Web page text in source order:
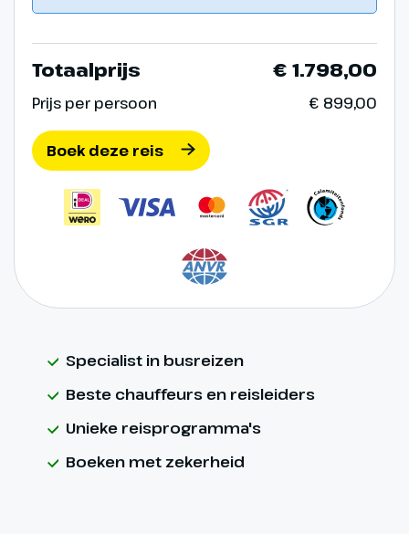
Totaalprijs € 1.798,00
Prijs per persoon € 899,00
Boek deze reis
Specialist in busreizen
Beste chauffeurs en reisleiders
Unieke reisprogramma's
Boeken met zekerheid